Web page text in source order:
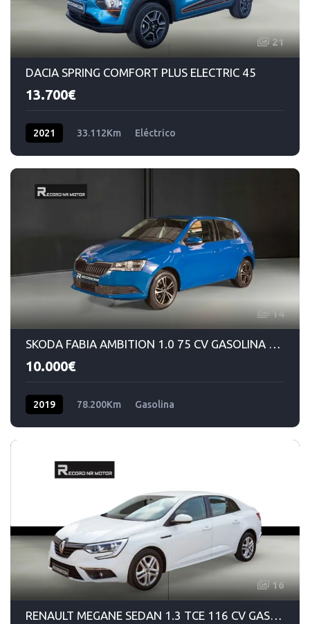
21
DACIA SPRING COMFORT PLUS ELECTRIC 45
13.700€
2021 33.112Km Eléctrico
14
SKODA FABIA AMBITION 1.0 75 CV GASOLINA MANUAL 5VEL
10.000€
2019 78.200Km Gasolina
16
RENAULT MEGANE SEDAN 1.3 TCE 116 CV GASOLINA MANUAL 6VEL